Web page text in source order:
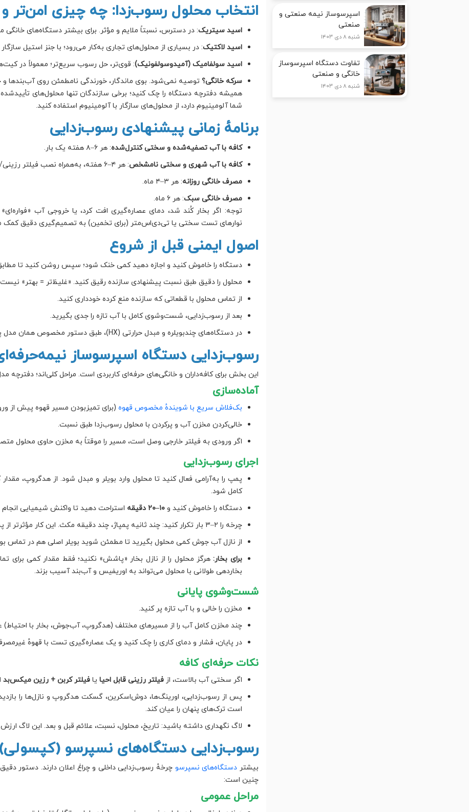
اسپرسوساز نیمه صنعتی و
صنعتی
شنبه ۸ دی ۱۴۰۳
تفاوت دستگاه اسپرسوساز
خانگی و صنعتی
شنبه ۸ دی ۱۴۰۳
انتخاب محلول رسوب‌زدا: چه چیزی امن‌تر
اسید سیتریک: در دسترس، نسبتاً ملایم و مؤثر. برای بیشتر دستگاه‌های
اسید لاکتیک: در بسیاری از محلول‌های تجاری به‌کار می‌رود؛ با جنز استیل
اسید سولفامیک (آمیدوسولفونیک): قوی‌تر، حل رسوب سریع‌تر؛ معمولاً در
سرکه خانگی؟ توصیه نمی‌شود. بوی ماندگار، خورندگی نامطمئن روی آب‌بندها و
همیشه دفترچه دستگاه را چک کنید؛ برخی سازندگان تنها محلول‌های تأییدشده
شما آلومینیوم دارد، از محلول‌های سازگار با آلومینیوم استفاده کنید.
برنامهٔ زمانی پیشنهادی رسوب‌زدایی
کافه با آب تصفیه‌شده و سختی کنترل‌شده: هر ۶–۸ هفته یک بار.
کافه با آب شهری و سختی نامشخص: هر ۴–۶ هفته، به‌همراه نصب فیلتر رزینی/کربنی قابل احیا.
مصرف خانگی روزانه: هر ۳–۴ ماه.
مصرف خانگی سبک: هر ۶ ماه.
توجه: اگر بخار کُند شد، دمای عصاره‌گیری افت کرد، یا خروجی آب «فواره‌ای» و
نوارهای تست سختی یا تی‌دی‌اس‌متر (برای تخمین) به تصمیم‌گیری دقیق کمک
اصول ایمنی قبل از شروع
دستگاه را خاموش کنید و اجازه دهید کمی خنک شود؛ سپس روشن کنید تا
محلول را دقیق طبق نسبت پیشنهادی سازنده رقیق کنید. «غلیظ‌تر = بهتر»
از تماس محلول با قطعاتی که سازنده منع کرده خودداری کنید.
بعد از رسوب‌زدایی، شست‌وشوی کامل با آب تازه را جدی بگیرید.
در دستگاه‌های چندبویلره و مبدل حرارتی (HX)، طبق دستور مخصوص همان مدل پیش بروید.
رسوب‌زدایی دستگاه اسپرسوساز
این بخش برای کافه‌داران و خانگی‌های حرفه‌ای کاربردی است. مراحل کلی‌اند؛ دفترچه
آماده‌سازی
بک‌فلاش سریع با شویندهٔ مخصوص قهوه (برای تمیزبودن مسیر قهوه پیش از
خالی‌کردن مخزن آب و پرکردن با محلول رسوب‌زدا طبق نسبت.
اگر ورودی به فیلتر خارجی وصل است، مسیر را موقتاً به مخزن حاوی محلول
اجرای رسوب‌زدایی
پمپ را به‌آرامی فعال کنید تا محلول وارد بویلر و مبدل شود. از هدگروپ،
کامل شود.
دستگاه را خاموش کنید و۱۰–۲۰ دقیقه
استراحت دهید تا واکنش شیمیایی
چرخه را ۲–۳ بار تکرار کنید: چند ثانیه پمپاژ، چند دقیقه مکث. این کار مؤثرتر از پمپاژ پیوسته است.
از نازل آب جوش کمی محلول بگیرید تا مطمئن شوید بویلر اصلی هم در تماس
برای بخار: هرگز محلول را از نازل بخار «پاشش» نکنید؛ فقط مقدار کمی برای
بخاردهی طولانی با محلول می‌تواند به اوریفیس و آب‌بند آسیب بزند.
شست‌وشوی پایانی
مخزن را خالی و با آب تازه پر کنید.
چند مخزن کامل آب را از مسیرهای مختلف (هدگروپ، آب‌جوش، بخار با احتیاط)
در پایان، فشار و دمای کاری را چک کنید و یک عصاره‌گیری تست با قهوهٔ
نکات حرفه‌ای کافه
اگر سختی آب بالاست، ازفیلتر رزینی قابل احیا یافیلتر کربن + رزین میکس‌بد
پس از رسوب‌زدایی، اورینگ‌ها، دوش‌اسکرین، گسکت هدگروپ و نازل‌ها را
است ترک‌های پنهان را عیان کند.
لاگ نگهداری داشته باشید: تاریخ، محلول، نسبت، علائم قبل و بعد. این لاگ
رسوب‌زدایی دستگاه‌های نسپرسو (کپسولی)
بیشتر دستگاه‌های نسپرسو چرخهٔ رسوب‌زدایی داخلی و چراغ اعلان دارند. دستور
چنین است:
مراحل عمومی